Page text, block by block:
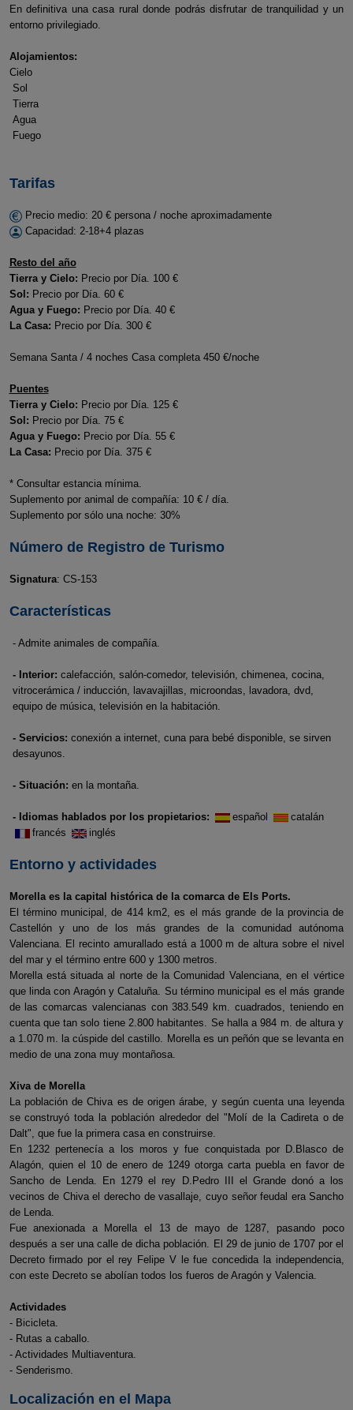
En definitiva una casa rural donde podrás disfrutar de tranquilidad y un
entorno privilegiado.
Alojamientos:
Cielo
Sol
Tierra
Agua
Fuego
Tarifas
Precio medio: 20 € persona / noche aproximadamente
Capacidad: 2-18+4 plazas
Resto del año
Tierra y Cielo: Precio por Día. 100 €
Sol: Precio por Día. 60 €
Agua y Fuego: Precio por Día. 40 €
La Casa: Precio por Día. 300 €
Semana Santa / 4 noches Casa completa 450 €/noche
Puentes
Tierra y Cielo: Precio por Día. 125 €
Sol: Precio por Día. 75 €
Agua y Fuego: Precio por Día. 55 €
La Casa: Precio por Día. 375 €
* Consultar estancia mínima.
Suplemento por animal de compañía: 10 € / día.
Suplemento por sólo una noche: 30%
Número de Registro de Turismo
Signatura: CS-153
Características
- Admite animales de compañía.
- Interior: calefacción, salón-comedor, televisión, chimenea, cocina,
vitrocerámica / inducción, lavavajillas, microondas, lavadora, dvd,
equipo de música, televisión en la habitación.
- Servicios: conexión a internet, cuna para bebé disponible, se sirven
desayunos.
- Situación: en la montaña.
- Idiomas hablados por los propietarios: español
catalán
francés
inglés
Entorno y actividades
Morella es la capital histórica de la comarca de Els Ports.
El término municipal, de 414 km2, es el más grande de la provincia de
Castellón y uno de los más grandes de la comunidad autónoma
Valenciana. El recinto amurallado está a 1000 m de altura sobre el nivel
del mar y el término entre 600 y 1300 metros.
Morella está situada al norte de la Comunidad Valenciana, en el vértice
que linda con Aragón y Cataluña. Su término municipal es el más grande
de las comarcas valencianas con 383.549 km. cuadrados, teniendo en
cuenta que tan solo tiene 2.800 habitantes. Se halla a 984 m. de altura y
a 1.070 m. la cúspide del castillo. Morella es un peñón que se levanta en
medio de una zona muy montañosa.
Xiva de Morella
La población de Chiva es de origen árabe, y según cuenta una leyenda
se construyó toda la población alrededor del "Molí de la Cadireta o de
Dalt", que fue la primera casa en construirse.
En 1232 pertenecía a los moros y fue conquistada por D.Blasco de
Alagón, quien el 10 de enero de 1249 otorga carta puebla en favor de
Sancho de Lenda. En 1279 el rey D.Pedro III el Grande donó a los
vecinos de Chiva el derecho de vasallaje, cuyo señor feudal era Sancho
de Lenda.
Fue anexionada a Morella el 13 de mayo de 1287, pasando poco
después a ser una calle de dicha población. El 29 de junio de 1707 por el
Decreto firmado por el rey Felipe V le fue concedida la independencia,
con este Decreto se abolían todos los fueros de Aragón y Valencia.
Actividades
- Bicicleta.
- Rutas a caballo.
- Actividades Multiaventura.
- Senderismo.
Localización en el Mapa